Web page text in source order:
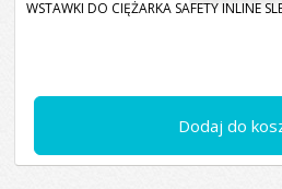
Dodaj do
WSTAWKI DO CIĘŻARKA SAFETY INLINE